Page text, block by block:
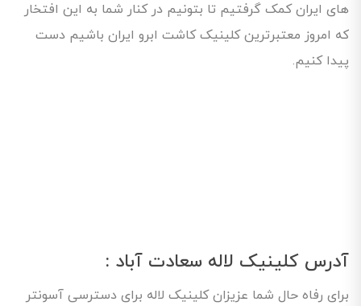
های ایران کمک گرفتیم تا بتونیم در کنار شما به این افتخار
که امروز معتبرترین کلینیک کاشت ابرو ایران باشیم دست
پیدا کنیم.
آدرس کلینیک لاله سعادت آباد :
برای رفاه حال شما عزیزان کلینیک لاله برای دسترسی آسونتر